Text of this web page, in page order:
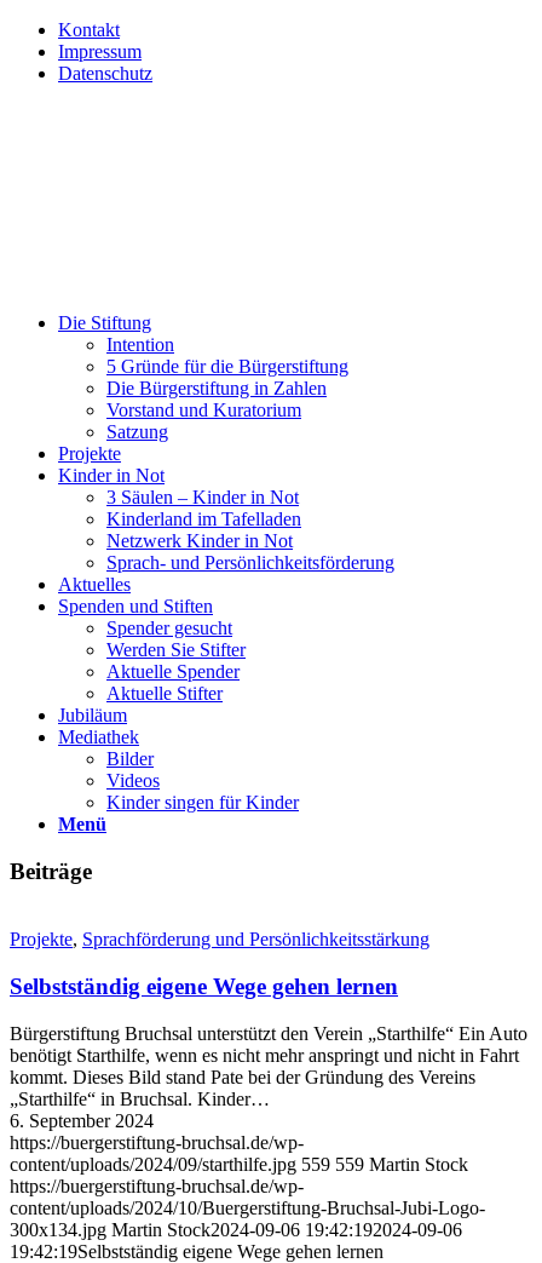
Kontakt
Impressum
Datenschutz
Die Stiftung
Intention
5 Gründe für die Bürgerstiftung
Die Bürgerstiftung in Zahlen
Vorstand und Kuratorium
Satzung
Projekte
Kinder in Not
3 Säulen – Kinder in Not
Kinderland im Tafelladen
Netzwerk Kinder in Not
Sprach- und Persönlichkeits­förderung
Aktuelles
Spenden und Stiften
Spender gesucht
Werden Sie Stifter
Aktuelle Spender
Aktuelle Stifter
Jubiläum
Mediathek
Bilder
Videos
Kinder singen für Kinder
Menü
Beiträge
Projekte, Sprachförderung und Persönlichkeits­stärkung
Selbstständig eigene Wege gehen lernen
Bürgerstiftung Bruchsal unterstützt den Verein „Starthilfe“ Ein Auto
benötigt Starthilfe, wenn es nicht mehr anspringt und nicht in Fahrt
kommt. Dieses Bild stand Pate bei der Gründung des Vereins
„Starthilfe“ in Bruchsal. Kinder…
6. September 2024
https://buergerstiftung-bruchsal.de/wp-
content/uploads/2024/09/starthilfe.jpg 559 559 Martin Stock
https://buergerstiftung-bruchsal.de/wp-
content/uploads/2024/10/Buergerstiftung-Bruchsal-Jubi-Logo-
300x134.jpg Martin Stock2024-09-06 19:42:192024-09-06
19:42:19Selbstständig eigene Wege gehen lernen